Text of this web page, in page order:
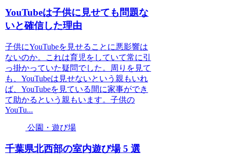
YouTubeは子供に見せても問題な
いと確信した理由
子供にYouTubeを見せることに悪影響は
ないのか。これは育児をしていて常に引
っ掛かっていた疑問でした。周りを見て
も、YouTubeは見せないという親もいれ
ば、YouTubeを見ている間に家事ができ
て助かるという親もいます。子供の
YouTu...
公園・遊び場
千葉県北西部の室内遊び場 5 選